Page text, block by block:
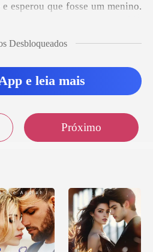
erou que fosse um menino.
Desbloqueados
e leia mais
Próximo